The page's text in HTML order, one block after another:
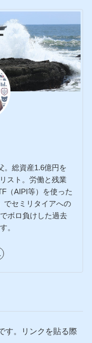
。総資産1.6億円を
スト。労働と残業
（AIPI等）を使った
でセミリタイアへの
ボロ負けした過去
。
す。リンクを貼る際